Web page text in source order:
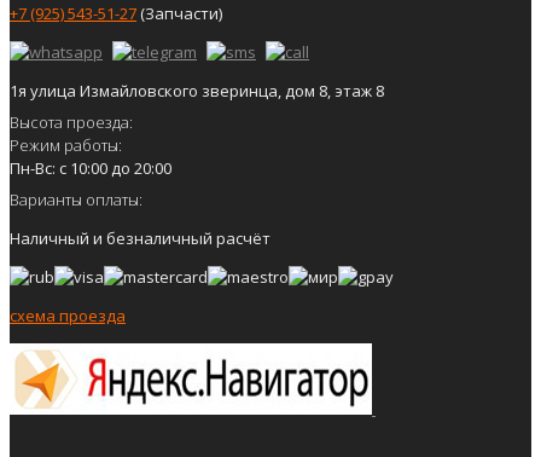
+7 (925) 543-51-27(Запчасти)
1я улица Измайловского зверинца, дом 8, этаж 8
Высота проезда:
Режим работы:
Пн-Вс: с 10:00 до 20:00
Варианты оплаты:
Наличный и безналичный расчёт
схема проезда